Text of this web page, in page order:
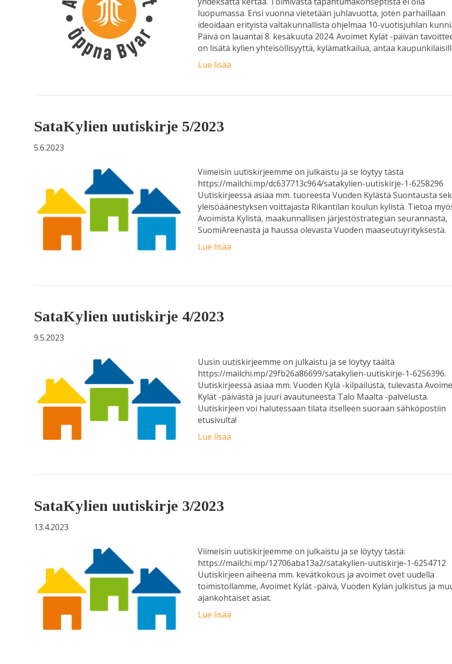
luopumassa. Ensi vuonna vietetään juhlavuotta, joten parhaillaan
ideoidaan erityistä valtakunnallista ohjelmaa 10-vuotisjuhlan
Päivä on lauantai 8. kesäkuuta 2024. Avoimet Kylät -päivän
on lisätä kylien yhteisöllisyyttä, kylämatkailua, antaa
Lue lisää
SataKylien uutiskirje 5/2023
5.6.2023
Viimeisin uutiskirjeemme on julkaistu ja se löytyy tästä
https://mailchi.mp/dc637713c964/satakylien-uutiskirje-1-6258296
Uutiskirjeessä asiaa mm. tuoreesta Vuoden Kylästä Suontausta
yleisöäänestyksen voittajasta Rikantilan koulun kylistä. Tietoa
Avoimista Kylistä, maakunnallisen järjestöstrategian seurannasta,
SuomiAreenasta ja haussa olevasta Vuoden maaseutuyrityksestä.
Lue lisää
SataKylien uutiskirje 4/2023
9.5.2023
Uusin uutiskirjeemme on julkaistu ja se löytyy täältä
https://mailchi.mp/29fb26a86699/satakylien-uutiskirje-1-6256396.
Uutiskirjeessä asiaa mm. Vuoden Kylä -kilpailusta, tulevasta
Kylät -päivästä ja juuri avautuneesta Talo Maalta -palvelusta.
Uutiskirjeen voi halutessaan tilata itselleen suoraan sähköpostiin
etusivulta!
Lue lisää
SataKylien uutiskirje 3/2023
13.4.2023
Viimeisin uutiskirjeemme on julkaistu ja se löytyy tästä:
https://mailchi.mp/12706aba13a2/satakylien-uutiskirje-1-6254712
Uutiskirjeen aiheena mm. kevätkokous ja avoimet ovet uudella
toimistollamme, Avoimet Kylät -päivä, Vuoden Kylän julkistus ja
ajankohtaiset asiat.
Lue lisää